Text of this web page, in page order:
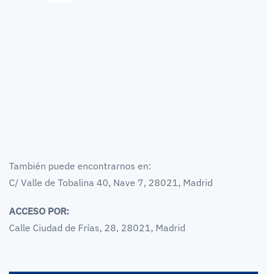
También puede encontrarnos en:
C/ Valle de Tobalina 40, Nave 7, 28021, Madrid
ACCESO POR:
Calle Ciudad de Frías, 28, 28021, Madrid